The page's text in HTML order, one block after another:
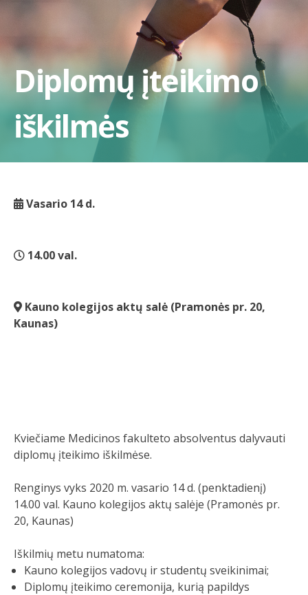
Diplomų įteikimo
iškilmės
Vasario 14 d.
14.00 val.
Kauno kolegijos aktų salė (Pramonės pr. 20,
Kaunas)
Kviečiame Medicinos fakulteto absolventus dalyvauti
diplomų įteikimo iškilmėse.
Renginys vyks 2020 m. vasario 14 d. (penktadienį)
14.00 val. Kauno kolegijos aktų salėje (Pramonės pr.
20, Kaunas)
Iškilmių metu numatoma:
Kauno kolegijos vadovų ir studentų sveikinimai;
Diplomų įteikimo ceremonija, kurią papildys